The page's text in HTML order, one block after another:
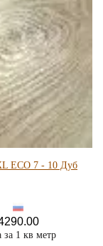
ECO 7 - 10 Дуб
за 1 кв метр